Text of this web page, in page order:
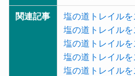
関連記事
塩の道トレイル
塩の道トレイル
塩の道トレイル
塩の道トレイル
塩の道トレイル